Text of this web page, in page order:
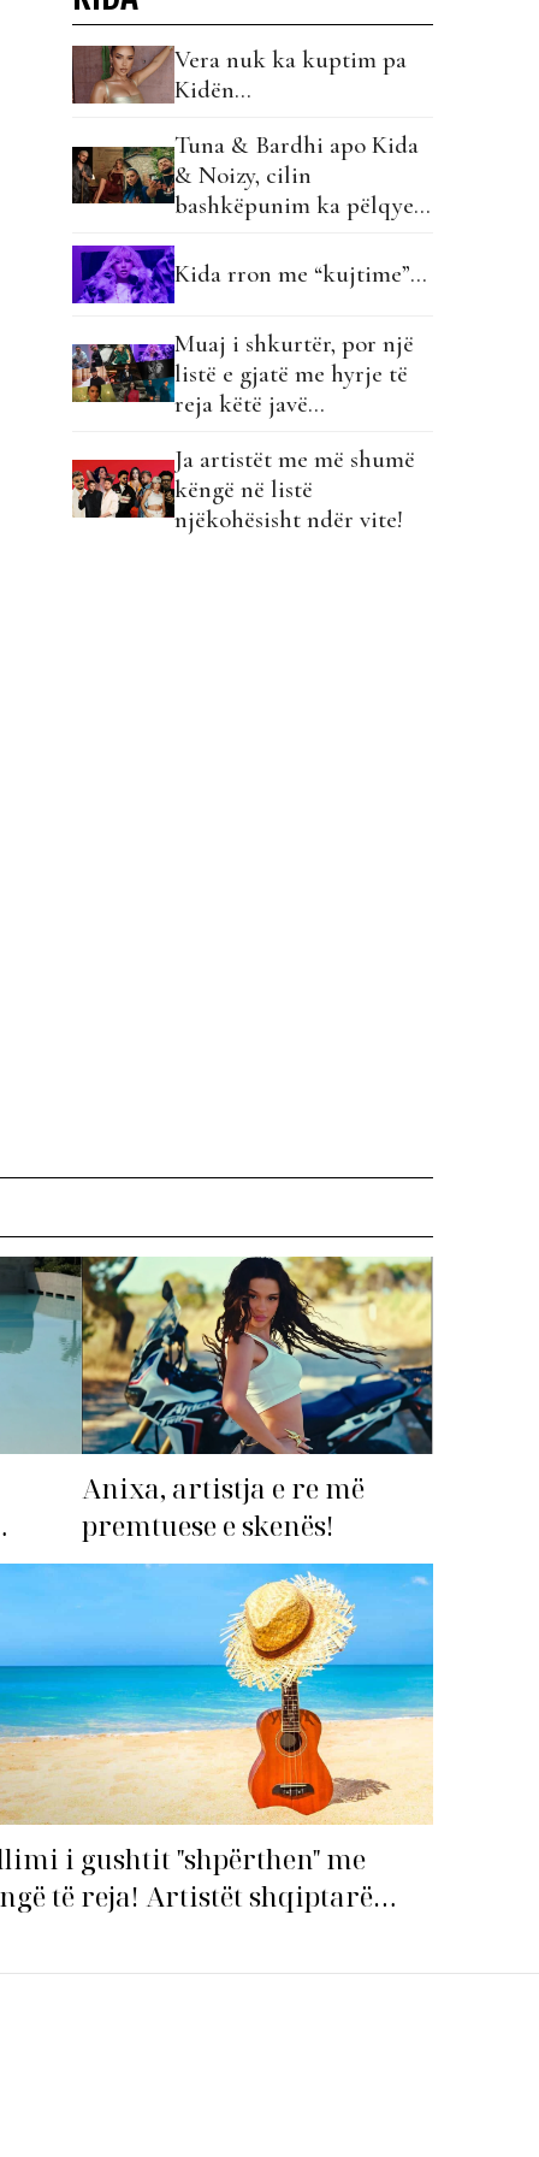
Vera nuk ka kuptim pa
Kidën…
Tuna & Bardhi apo Kida
& Noizy, cilin
bashkëpunim ka pëlqyer
Kida rron me “kujtime”…
Muaj i shkurtër, por një
listë e gjatë me hyrje të
reja këtë javë…
Ja artistët me më shumë
këngë në listë
njëkohësisht ndër vite!
i
Anixa, artistja e re më
premtuese e skenës!
i gushtit "shpërthen" me
të reja! Artistët shqiptarë